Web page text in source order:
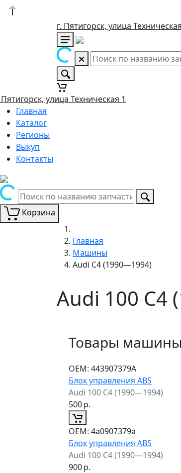
г. Пятигорск, улица
Пятигорск, улица Техническая 1
Главная
Каталог
Регионы
Выкуп
Контакты
Корзина
Главная
Машины
Audi C4 (1990—1994)
Audi 100 C4
Товары машины
ОЕМ: 443907379A
Блок управления ABS
Audi 100 C4 (1990—1994)
500р.
ОЕМ: 4a0907379a
Блок управления ABS
Audi 100 C4 (1990—1994)
900р.